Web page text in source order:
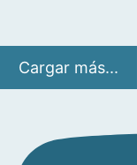
Cargar más...